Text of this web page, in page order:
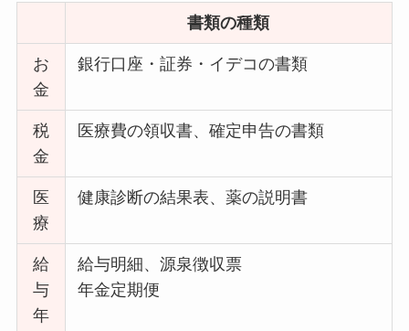
書類の種類
お
金
銀行口座・証券・イデコの書類
税
金
医療費の領収書、確定申告の書類
医
療
健康診断の結果表、薬の説明書
給
与
年
給与明細、源泉徴収票
年金定期便